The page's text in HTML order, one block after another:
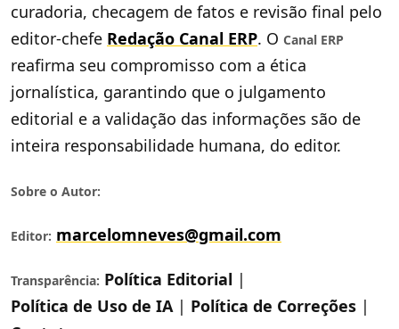
curadoria, checagem de fatos e revisão final pelo
editor-chefe Redação Canal ERP. O Canal ERP
reafirma seu compromisso com a ética
jornalística, garantindo que o julgamento
editorial e a validação das informações são de
inteira responsabilidade humana, do editor.
Sobre o Autor:
Editor: marcelomneves@gmail.com
Transparência: Política Editorial |
Política de Uso de IA| Política de Correções |